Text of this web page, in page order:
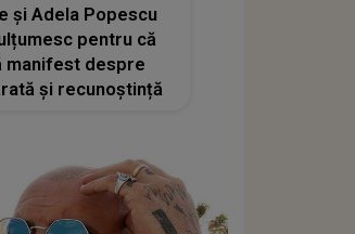
și Adela Popescu
pentru că
manifest despre
și recunoștință